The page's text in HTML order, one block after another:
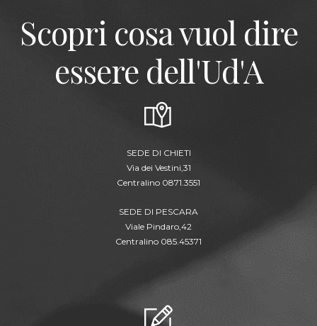
Scopri cosa vuol dire
essere dell'Ud'A
SEDE DI CHIETI
Via dei Vestini,31
Centralino 0871.3551
SEDE DI PESCARA
Viale Pindaro,42
Centralino 085.45371